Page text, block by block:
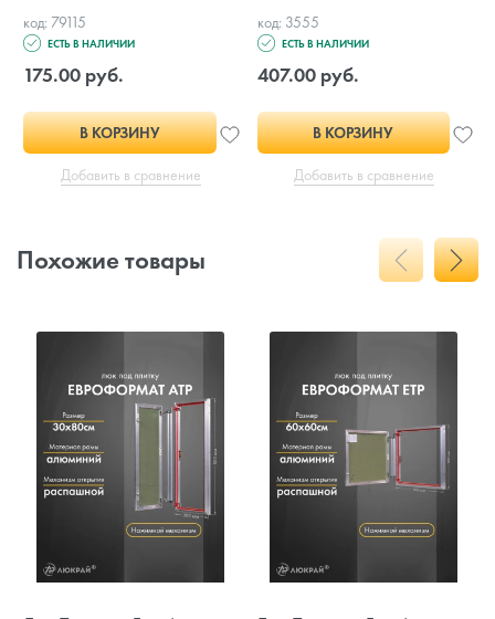
код: 79115
ЕСТЬ В НАЛИЧИИ
175.00 руб.
В КОРЗИНУ
Добавить в сравнение
код: 3555
ЕСТЬ В НАЛИЧИИ
407.00 руб.
В КОРЗИНУ
Добавить в сравнение
Похожие товары